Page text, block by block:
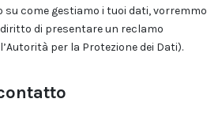
su come gestiamo i tuoi dati, vorremmo
di presentare un reclamo
per la Protezione dei Dati).